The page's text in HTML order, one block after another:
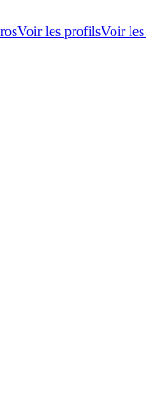
Voir les profilsVoir